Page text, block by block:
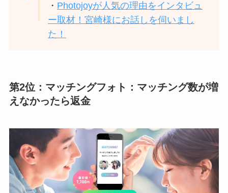
・ Photojoyが人気の理由をインタビュ
ー取材！宮崎様にお話しを伺いまし
た！
第2位：マッチングフォト：マッチング数が増
えなかったら返金